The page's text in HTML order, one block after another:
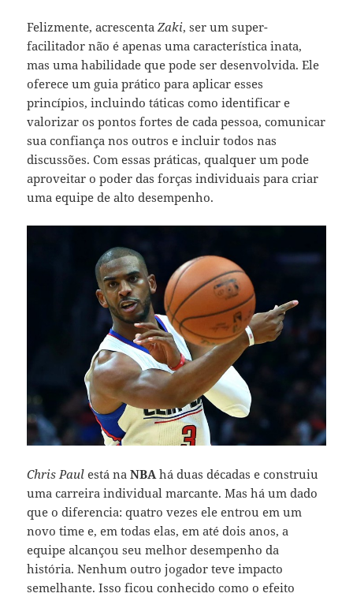
Felizmente, acrescentaZaki, ser um super-
facilitador não é apenas uma característica inata,
mas uma habilidade que pode ser desenvolvida. Ele
oferece um guia prático para aplicar esses
princípios, incluindo táticas como identificar e
valorizar os pontos fortes de cada pessoa, comunicar
sua confiança nos outros e incluir todos nas
discussões. Com essas práticas, qualquer um pode
aproveitar o poder das forças individuais para criar
uma equipe de alto desempenho.
Chris Paul está naNBAhá duas décadas e construiu
uma carreira individual marcante. Mas há um dado
que o diferencia: quatro vezes ele entrou em um
novo time e, em todas elas, em até dois anos, a
equipe alcançou seu melhor desempenho da
história. Nenhum outro jogador teve impacto
semelhante. Isso ficou conhecido como o efeito